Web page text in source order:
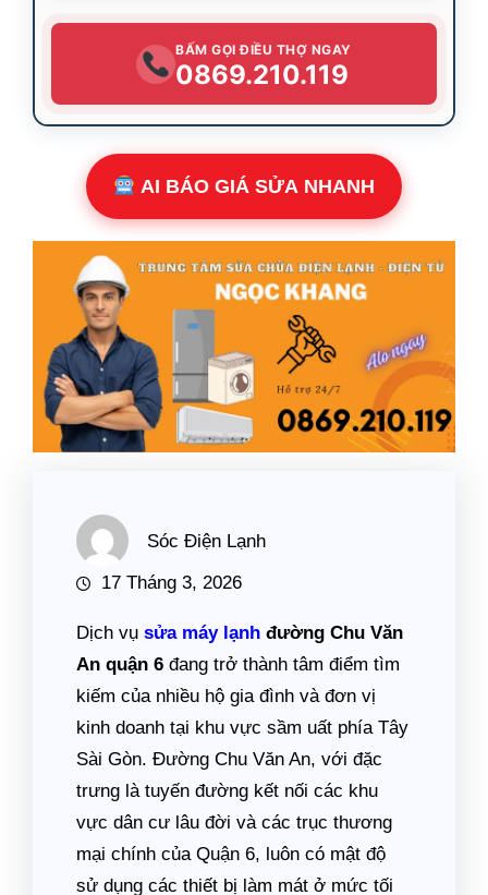
BẤM GỌI ĐIỀU THỢ NGAY
0869.210.119
AI BÁO GIÁ SỬA NHANH
Sóc Điện Lạnh
17 Tháng 3, 2026
Dịch vụ sửa máy lạnh đường Chu Văn
An quận 6 đang trở thành tâm điểm tìm
kiếm của nhiều hộ gia đình và đơn vị
kinh doanh tại khu vực sầm uất phía Tây
Sài Gòn. Đường Chu Văn An, với đặc
trưng là tuyến đường kết nối các khu
vực dân cư lâu đời và các trục thương
mại chính của Quận 6, luôn có mật độ
sử dụng các thiết bị làm mát ở mức tối